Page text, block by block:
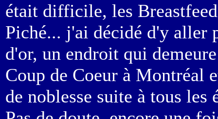
était difficile, les
Piché... j'ai décidé d'y aller
d'or, un endroit qui
Coup de Coeur à Montréal
de noblesse suite à tous